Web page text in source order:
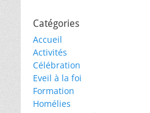
Catégories
Accueil
Activités
Célébration
Eveil à la foi
Formation
Homélies